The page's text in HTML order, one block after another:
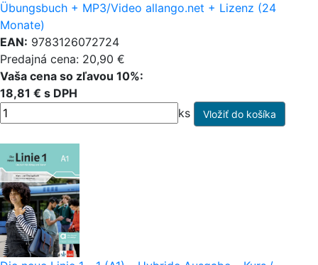
Übungsbuch + MP3/Video allango.net + Lizenz (24
Monate)
EAN: 9783126072724
Predajná cena: 20,90 €
Vaša cena so zľavou 10%:
18,81 € s DPH
ks